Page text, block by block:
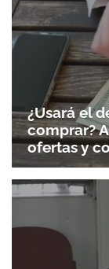
¿Usará el
comprar?
ofertas y